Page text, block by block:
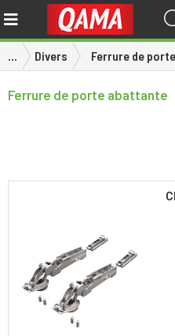
... Divers Ferrure de
Ferrure de porte abattante